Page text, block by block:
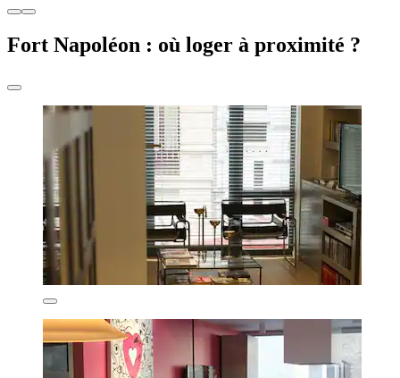
Fort Napoléon : où loger à proximité ?